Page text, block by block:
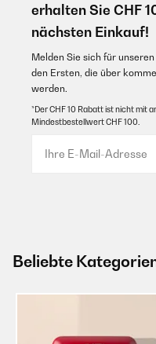
erhalten Sie CHF
nächsten Einkauf!
Melden Sie sich für
den Ersten, die über
werden.
*Der CHF 10 Rabatt ist nicht mit
Mindestbestellwert CHF 100.
Beliebte